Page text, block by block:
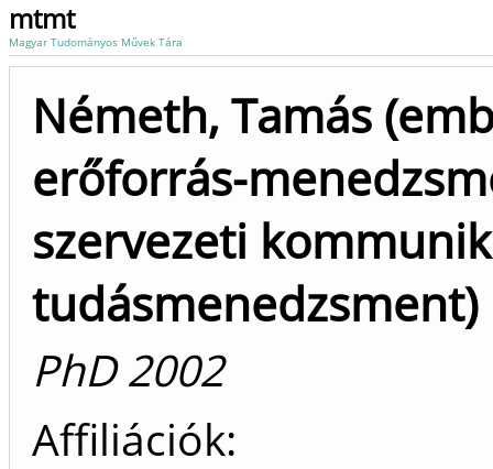
mtmt
Magyar Tudományos Művek Tára
Németh, Tamás
erőforrás-
szervezeti
tudásmenedzsment)
PhD 2002
Affiliációk